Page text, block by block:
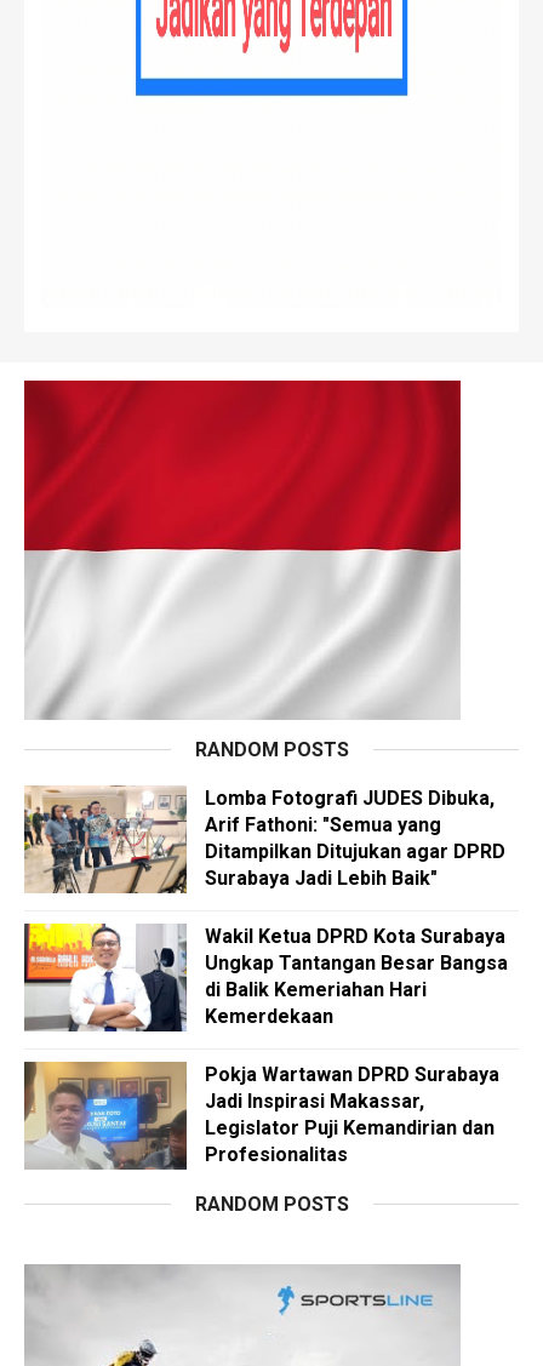
RANDOM POSTS
Lomba Fotografi JUDES Dibuka,
Arif Fathoni: "Semua yang
Ditampilkan Ditujukan agar DPRD
Surabaya Jadi Lebih Baik"
Wakil Ketua DPRD Kota Surabaya
Ungkap Tantangan Besar Bangsa
di Balik Kemeriahan Hari
Kemerdekaan
Pokja Wartawan DPRD Surabaya
Jadi Inspirasi Makassar,
Legislator Puji Kemandirian dan
Profesionalitas
RANDOM POSTS